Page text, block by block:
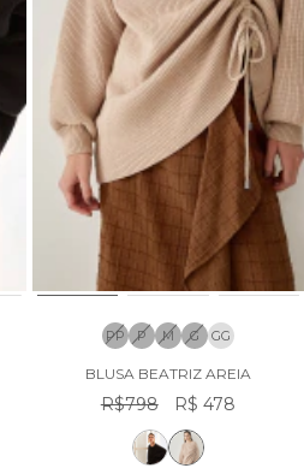
PP P M G GG
BLUSA BEATRIZ AREIA
R$798 R$ 478